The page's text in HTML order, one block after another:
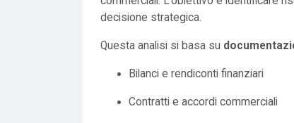
decisione strategica.
Questa analisi si basa su
Bilanci e rendiconti finanziari
Contratti e accordi commerciali